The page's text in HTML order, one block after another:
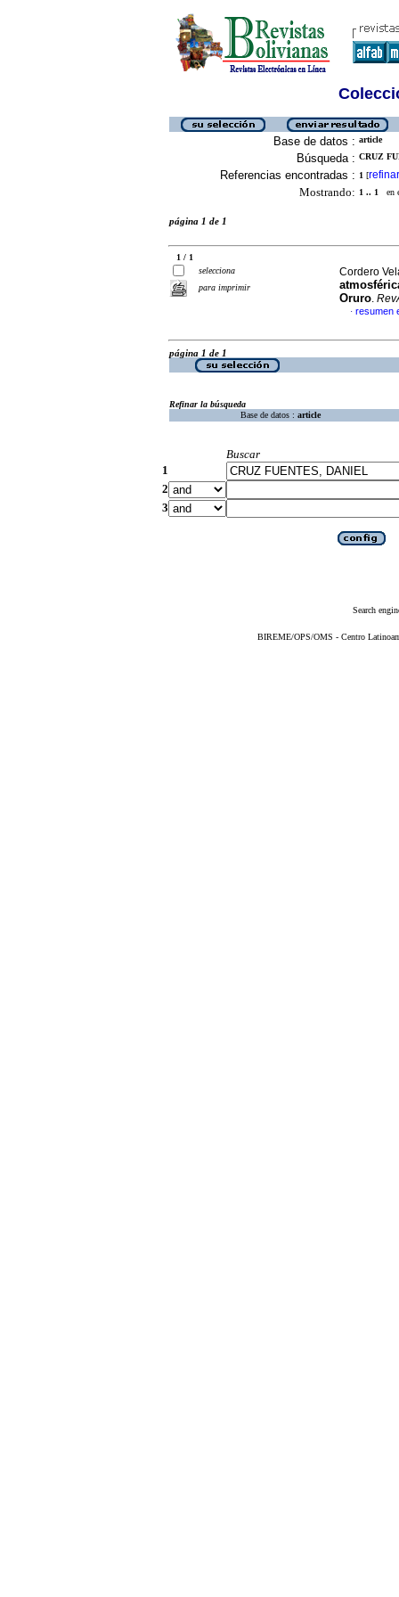
Base de datos : article
Búsqueda : CRUZ
Referencias encontradas : 1 [refinar
Mostrando: 1 .. 1 en
página 1 de 1
1 / 1
selecciona
para imprimir
Cordero
Oruro.
· resumen
página 1 de 1
Refinar la búsqueda
Base de datos : article
Buscar
1
2
3
Search
BIREME/OPS/OMS - Centro